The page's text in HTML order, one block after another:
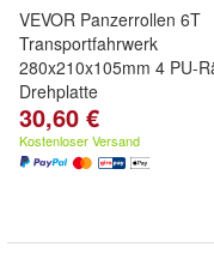
VEVOR Panzerrollen 6T
Transportfahrwerk
280x210x105mm 4 PU-
Drehplatte
30,60 €
Kostenloser Versand